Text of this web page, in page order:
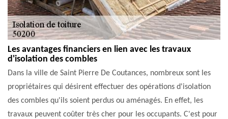
Les avantages financiers en lien avec les travaux
d'isolation des combles
Dans la ville de Saint Pierre De Coutances, nombreux sont les
propriétaires qui désirent effectuer des opérations d'isolation
des combles qu'ils soient perdus ou aménagés. En effet, les
travaux peuvent coûter très cher pour les occupants. C'est pour